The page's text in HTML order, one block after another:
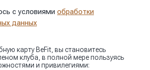
с условиями обработки
данных
карту BeFit, вы становитесь
клуба, в полной мере пользуясь
и привилегиями: